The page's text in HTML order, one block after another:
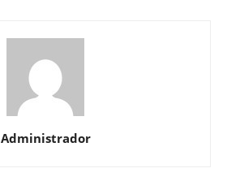
Administrador